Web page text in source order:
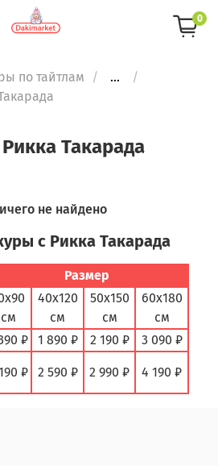
0
по тайтлам
...
Такарада
не найдено
с Рикка Такарада
Размер
см
40х120
см
50х150
см
60х180
см
₽ 1 890 ₽ 2 190 ₽
3 090 ₽
₽ 2 590 ₽ 2 990 ₽ 4 190 ₽